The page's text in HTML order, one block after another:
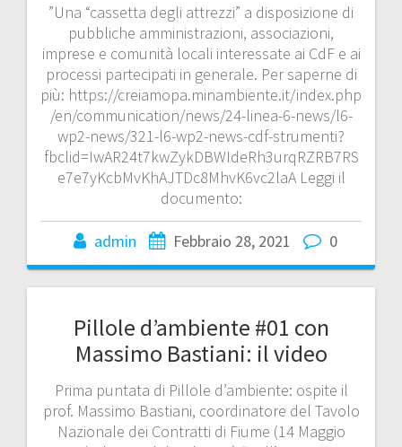
”Una “cassetta degli attrezzi” a disposizione di
pubbliche amministrazioni, associazioni,
imprese e comunità locali interessate ai CdF e ai
processi partecipati in generale. Per saperne di
più: https://creiamopa.minambiente.it/index.php
/en/communication/news/24-linea-6-news/l6-
wp2-news/321-l6-wp2-news-cdf-strumenti?
fbclid=IwAR24t7kwZykDBWIdeRh3urqRZRB7RS
e7e7yKcbMvKhAJTDc8MhvK6vc2laA Leggi il
documento:
admin Febbraio 28, 2021 0
Pillole d’ambiente #01 con
Massimo Bastiani: il video
Prima puntata di Pillole d’ambiente: ospite il
prof. Massimo Bastiani, coordinatore del Tavolo
Nazionale dei Contratti di Fiume (14 Maggio